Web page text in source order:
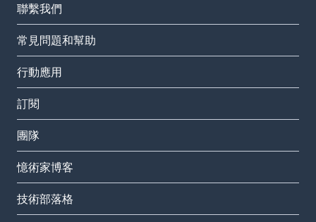
聯繫我們
常見問題和幫助
行動應用
訂閱
團隊
憶術家博客
技術部落格